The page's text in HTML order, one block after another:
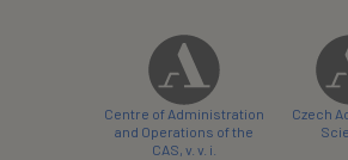
Centre of Administration
and Operations of the
CAS, v. v. i.
Czech